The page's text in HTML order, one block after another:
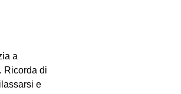
a
Ricorda di
e